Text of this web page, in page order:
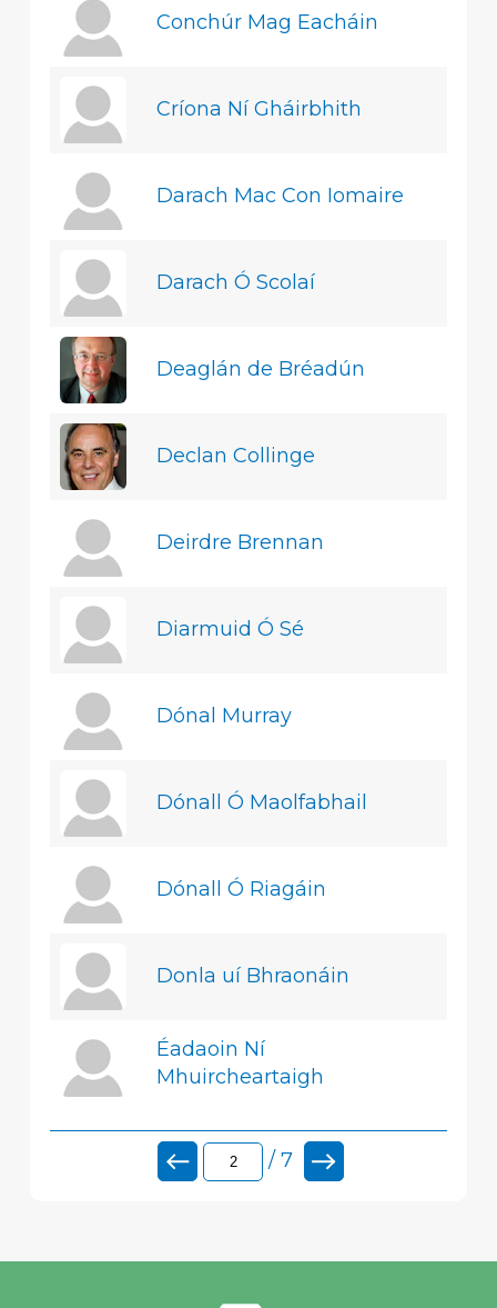
Conchúr Mag Eacháin
Críona Ní Gháirbhith
Darach Mac Con Iomaire
Darach Ó Scolaí
Deaglán de Bréadún
Declan Collinge
Deirdre Brennan
Diarmuid Ó Sé
Dónal Murray
Dónall Ó Maolfabhail
Dónall Ó Riagáin
Donla uí Bhraonáin
Éadaoin Ní
Mhuircheartaigh
/ 7